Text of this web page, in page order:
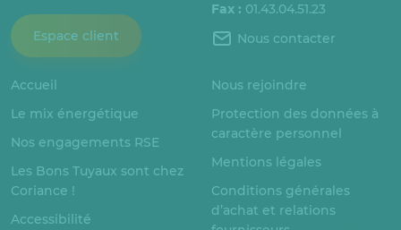
Espace client
Fax : 01.43.04.51.23
Nous contacter
Accueil
Le mix énergétique
Nos engagements RSE
Les Bons Tuyaux sont chez
Coriance !
Accessibilité
Nous rejoindre
Protection des données à
caractère personnel
Mentions légales
Conditions générales
d’achat et relations